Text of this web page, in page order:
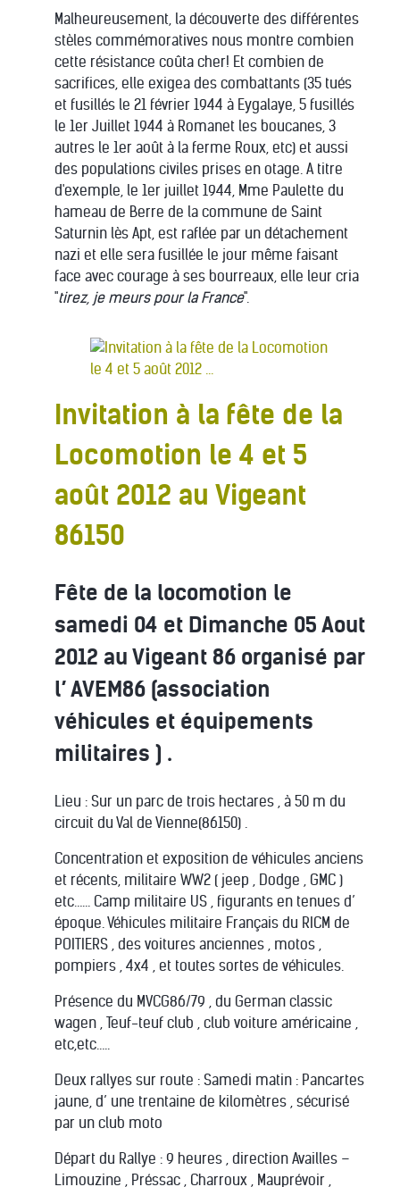
Malheureusement, la découverte des différentes
stèles commémoratives nous montre combien
cette résistance coûta cher! Et combien de
sacrifices, elle exigea des combattants (35 tués
et fusillés le 21 février 1944 à Eygalaye, 5 fusillés
le 1er Juillet 1944 à Romanet les boucanes, 3
autres le 1er août à la ferme Roux, etc) et aussi
des populations civiles prises en otage. A titre
d'exemple, le 1er juillet 1944, Mme Paulette du
hameau de Berre de la commune de Saint
Saturnin lès Apt, est raflée par un détachement
nazi et elle sera fusillée le jour même faisant
face avec courage à ses bourreaux, elle leur cria
"tirez, je meurs pour la France".
Invitation à la fête de la
Locomotion le 4 et 5
août 2012 au Vigeant
86150
Fête de la locomotion le
samedi 04 et Dimanche 05 Aout
2012 au Vigeant 86 organisé par
l’ AVEM86 (association
véhicules et équipements
militaires ) .
Lieu : Sur un parc de trois hectares , à 50 m du
circuit du Val de Vienne(86150) .
Concentration et exposition de véhicules anciens
et récents, militaire WW2 ( jeep , Dodge , GMC )
etc…... Camp militaire US , figurants en tenues d’
époque. Véhicules militaire Français du RICM de
POITIERS , des voitures anciennes , motos ,
pompiers , 4x4 , et toutes sortes de véhicules.
Présence du MVCG86/79 , du German classic
wagen , Teuf-teuf club , club voiture américaine ,
etc,etc…..
Deux rallyes sur route : Samedi matin : Pancartes
jaune, d’ une trentaine de kilomètres , sécurisé
par un club moto
Départ du Rallye : 9 heures , direction Availles –
Limouzine , Préssac , Charroux , Mauprévoir ,